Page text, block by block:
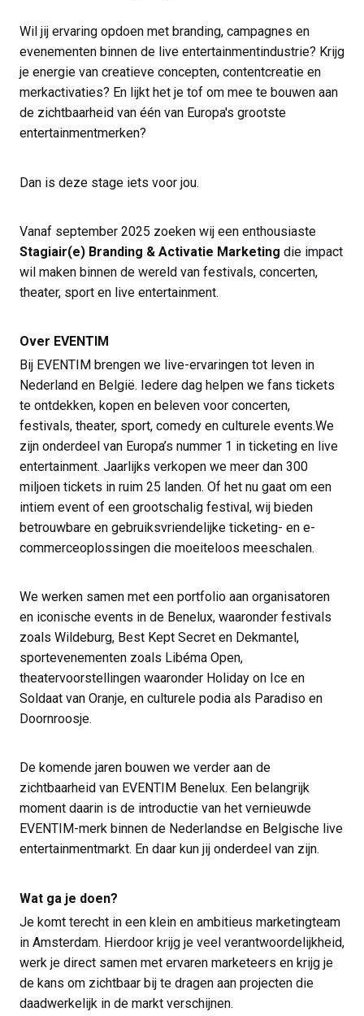
Wil jij ervaring opdoen met branding, campagnes en
evenementen binnen de live entertainmentindustrie? Krijg
je energie van creatieve concepten, contentcreatie en
merkactivaties? En lijkt het je tof om mee te bouwen aan
de zichtbaarheid van één van Europa's grootste
entertainmentmerken?
Dan is deze stage iets voor jou.
Vanaf september 2025 zoeken wij een enthousiaste
Stagiair(e) Branding & Activatie Marketing die impact
wil maken binnen de wereld van festivals, concerten,
theater, sport en live entertainment.
Over EVENTIM
Bij EVENTIM brengen we live-ervaringen tot leven in
Nederland en België. Iedere dag helpen we fans tickets
te ontdekken, kopen en beleven voor concerten,
festivals, theater, sport, comedy en culturele events.We
zijn onderdeel van Europa’s nummer 1 in ticketing en live
entertainment. Jaarlijks verkopen we meer dan 300
miljoen tickets in ruim 25 landen. Of het nu gaat om een
intiem event of een grootschalig festival, wij bieden
betrouwbare en gebruiksvriendelijke ticketing- en e-
commerceoplossingen die moeiteloos meeschalen.
We werken samen met een portfolio aan organisatoren
en iconische events in de Benelux, waaronder festivals
zoals Wildeburg, Best Kept Secret en Dekmantel,
sportevenementen zoals Libéma Open,
theatervoorstellingen waaronder Holiday on Ice en
Soldaat van Oranje, en culturele podia als Paradiso en
Doornroosje.
De komende jaren bouwen we verder aan de
zichtbaarheid van EVENTIM Benelux. Een belangrijk
moment daarin is de introductie van het vernieuwde
EVENTIM-merk binnen de Nederlandse en Belgische live
entertainmentmarkt. En daar kun jij onderdeel van zijn.
Wat ga je doen?
Je komt terecht in een klein en ambitieus marketingteam
in Amsterdam. Hierdoor krijg je veel verantwoordelijkheid,
werk je direct samen met ervaren marketeers en krijg je
de kans om zichtbaar bij te dragen aan projecten die
daadwerkelijk in de markt verschijnen.